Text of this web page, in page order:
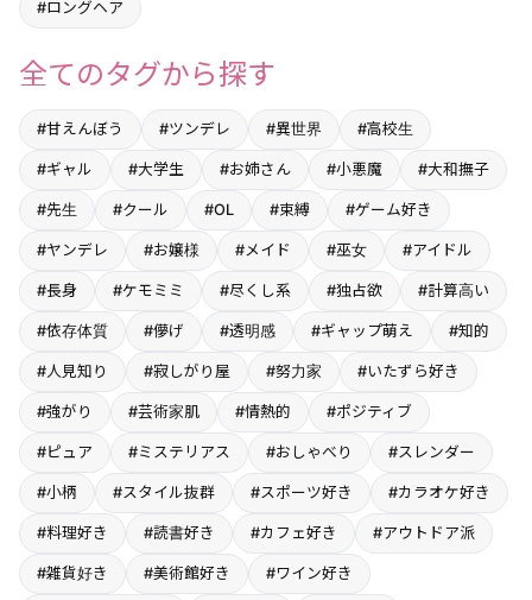
#ロングヘア
全てのタグから探す
#甘えんぼう #ツンデレ #異世界 #高校生
#ギャル #大学生 #お姉さん #小悪魔 #大和撫子
#先生 #クール #OL #束縛 #ゲーム好き
#ヤンデレ #お嬢様 #メイド #巫女 #アイドル
#長身 #ケモミミ #尽くし系 #独占欲 #計算高い
#依存体質 #儚げ #透明感 #ギャップ萌え #知的
#人見知り #寂しがり屋 #努力家 #いたずら好き
#強がり #芸術家肌 #情熱的 #ポジティブ
#ピュア #ミステリアス #おしゃべり #スレンダー
#小柄 #スタイル抜群 #スポーツ好き #カラオケ好き
#料理好き #読書好き #カフェ好き #アウトドア派
#雑貨好き #美術館好き #ワイン好き